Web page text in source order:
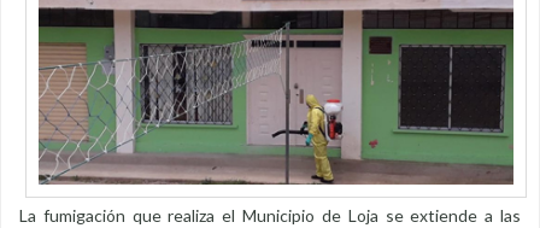
La fumigación que realiza el Municipio de Loja se extiende a las